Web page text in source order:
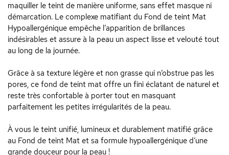
maquiller le teint de manière uniforme, sans effet masque ni
démarcation. Le complexe matifiant du Fond de teint Mat
Hypoallergénique empêche l’apparition de brillances
indésirables et assure à la peau un aspect lisse et velouté tout
au long de la journée.
Grâce à sa texture légère et non grasse qui n’obstrue pas les
pores, ce fond de teint mat offre un fini éclatant de naturel et
reste très confortable à porter tout en masquant
parfaitement les petites irrégularités de la peau.
À vous le teint unifié, lumineux et durablement matifié grâce
au Fond de teint Mat et sa formule hypoallergénique d’une
grande douceur pour la peau !